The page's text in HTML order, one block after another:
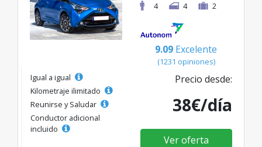
4
4 2
9.09 Excelente
(1231 opiniones)
Igual a igual
Kilometraje ilimitado
Reunirse y Saludar
Conductor adicional
incluido
Precio desde:
38€/día
Ver oferta